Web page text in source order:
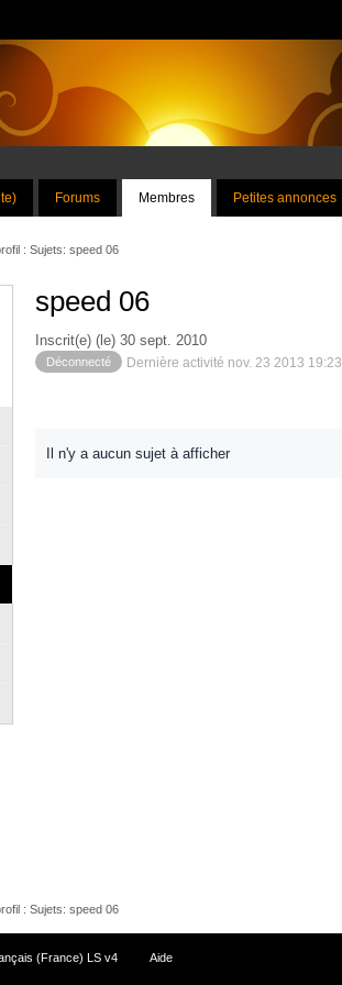
Forums Membres Petites annonces
: Sujets: speed 06
speed 06
Inscrit(e) (le) 30 sept. 2010
Déconnecté Dernière activité nov. 23 2013 19:23
Il n'y a aucun sujet à afficher
: Sujets: speed 06
(France) LS v4 Aide